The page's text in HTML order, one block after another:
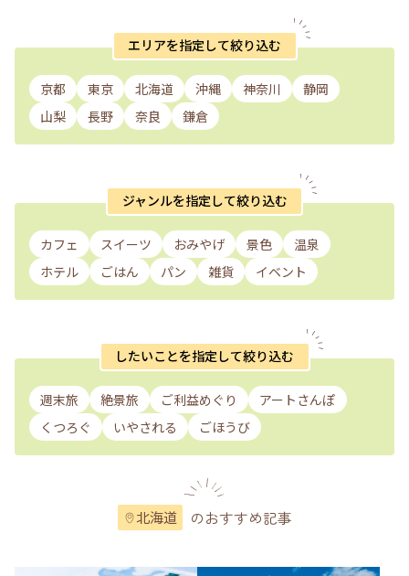
エリアを指定して絞り込む
京都 東京 北海道 沖縄 神奈川
静岡
山梨
長野 奈良 鎌倉
ジャンルを指定して絞り込む
カフェ スイーツ おみやげ 景色
温泉
ホテル
ごはん パン 雑貨 イベント
したいことを指定して絞り込む
週末旅 絶景旅 ご利益めぐり
アートさんぽ
くつろぐ
いやされる ごほうび
北海道 のおすすめ記事